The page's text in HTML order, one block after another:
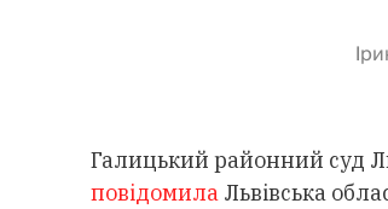
Галицький районний суд
повідомила Львівська